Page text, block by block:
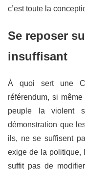
c’est toute la
Se reposer
insuffisant
À quoi sert une
référendum, si
peuple la violent
démonstration que
ils, ne se suffisent
exige de la politique,
suffit pas de